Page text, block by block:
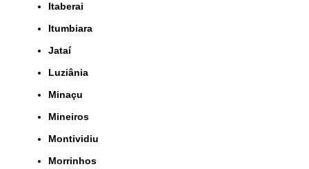
Itaberai
Itumbiara
Jataí
Luziânia
Minaçu
Mineiros
Montividiu
Morrinhos